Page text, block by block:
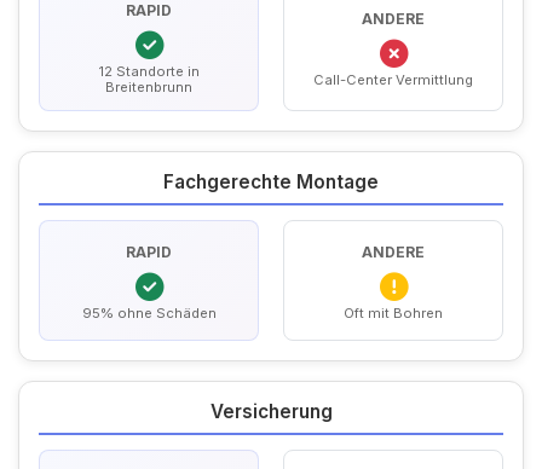
RAPID
12 Standorte in
Breitenbrunn
ANDERE
Call-Center Vermittlung
Fachgerechte Montage
RAPID
95% ohne Schäden
ANDERE
Oft mit Bohren
Versicherung